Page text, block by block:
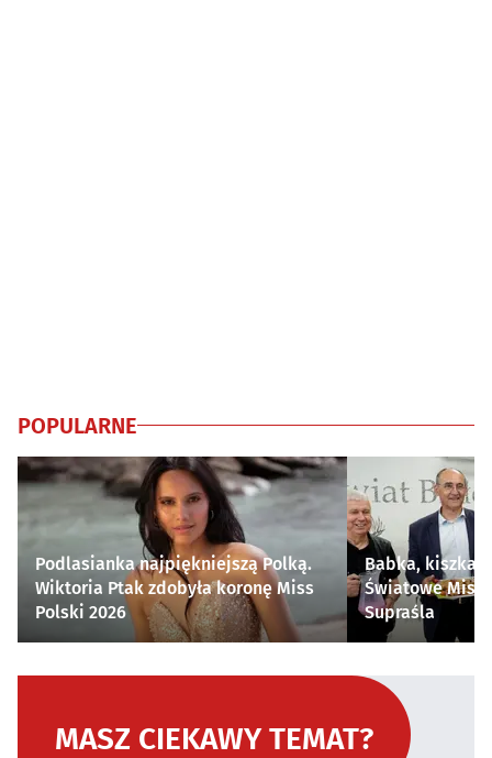
POPULARNE
Podlasianka najpiękniejszą Polką.
Wiktoria Ptak zdobyła koronę Miss
Polski 2026
Babka, kiszka i
Światowe
Supraśla
MASZ CIEKAWY TEMAT?